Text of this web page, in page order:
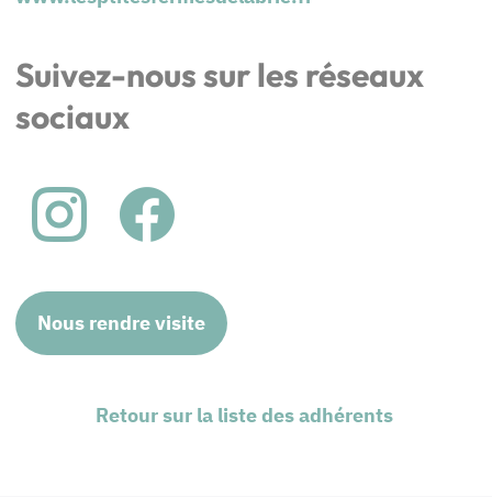
Suivez-nous sur les réseaux
sociaux
Nous rendre visite
Retour sur la liste des adhérents